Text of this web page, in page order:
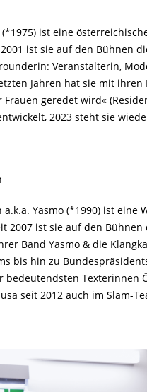
ist eine
2001 ist sie auf den Bühnen
Veranstalterin,
Jahren hat sie mit ihren
Frauen geredet wird«
2023 steht sie
a.k.a. Yasmo (*1990) ist
2007 ist sie auf den
Band Yasmo & die
bis hin zu
bedeutendsten Texterinnen
seit 2012 auch im Slam-